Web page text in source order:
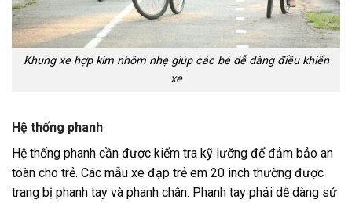
Khung xe hợp kim nhôm nhẹ giúp các bé dễ dàng điều khiển
xe
Hệ thống phanh
Hệ thống phanh cần được kiểm tra kỹ lưỡng để đảm bảo an
toàn cho trẻ. Các mẫu xe đạp trẻ em 20 inch thường được
trang bị phanh tay và phanh chân. Phanh tay phải dễ dàng sử